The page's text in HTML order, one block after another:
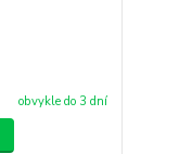
obvykle do 3 dní